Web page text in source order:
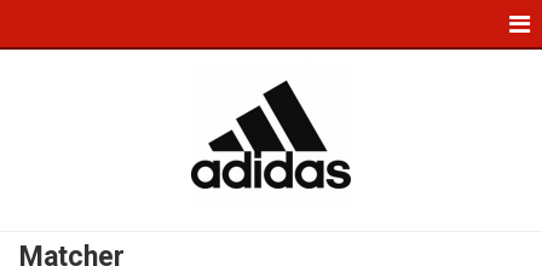
Matcher